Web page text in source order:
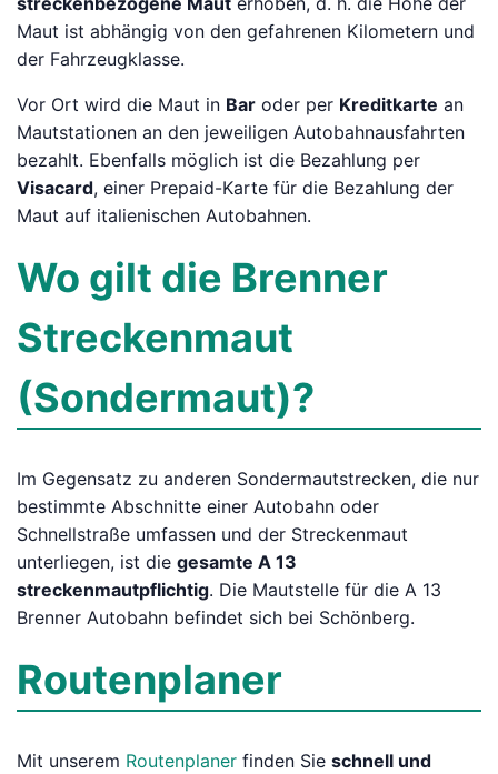
Maut ist abhängig von den gefahrenen Kilometern und
der Fahrzeugklasse.
Vor Ort wird die Maut in Bar oder per Kreditkarte an
Mautstationen an den jeweiligen Autobahnausfahrten
bezahlt. Ebenfalls möglich ist die Bezahlung per
Visacard, einer Prepaid-Karte für die Bezahlung der
Maut auf italienischen Autobahnen.
Wo gilt die Brenner
Streckenmaut
(Sondermaut)?
Im Gegensatz zu anderen Sondermautstrecken, die nur
bestimmte Abschnitte einer Autobahn oder
Schnellstraße umfassen und der Streckenmaut
unterliegen, ist die gesamte A 13
streckenmautpflichtig. Die Mautstelle für die A 13
Brenner Autobahn befindet sich bei Schönberg.
Routenplaner
Mit unserem Routenplaner finden Sie schnell und